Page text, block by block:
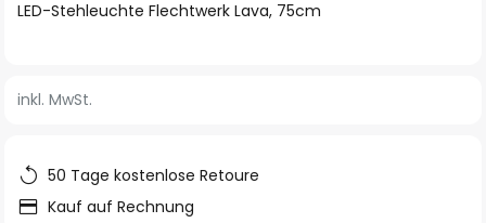
springen
LED-Stehleuchte Flechtwerk Lava, 75cm
inkl. MwSt.
50 Tage kostenlose Retoure
Kauf auf Rechnung